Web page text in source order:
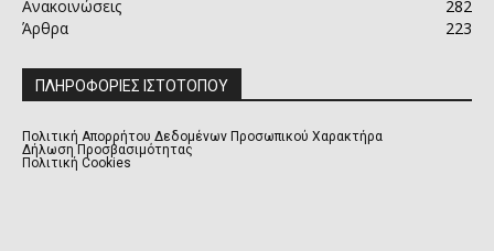
Ανακοινώσεις
282
Άρθρα
223
ΠΛΗΡΟΦΟΡΙΕΣ ΙΣΤΟΤΟΠΟΥ
Πολιτική Απορρήτου Δεδομένων Προσωπικού Χαρακτήρα
Δήλωση Προσβασιμότητας
Πολιτική Cookies